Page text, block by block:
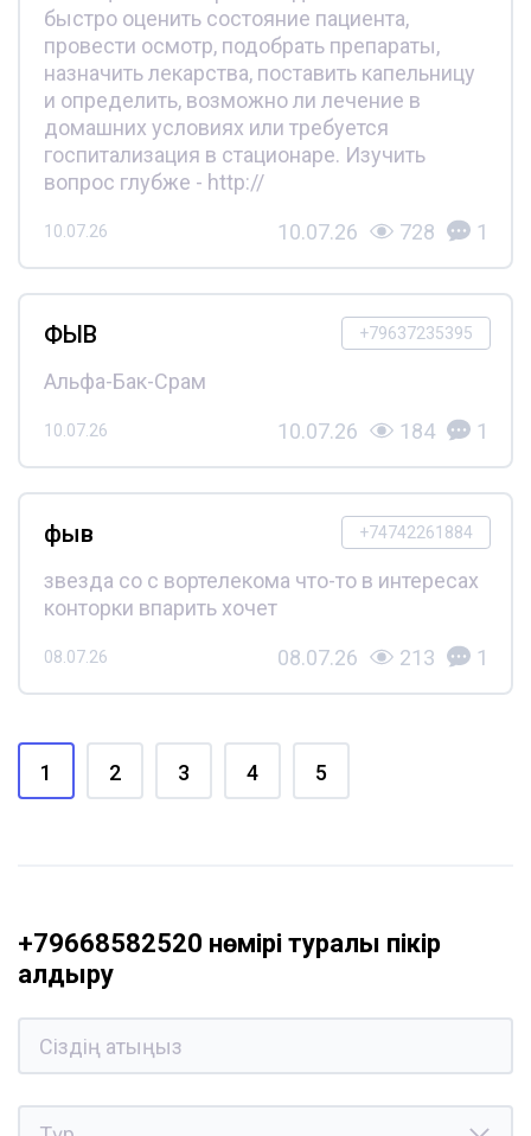
быстро оценить состояние пациента,
провести осмотр, подобрать препараты,
назначить лекарства, поставить капельницу
и определить, возможно ли лечение в
домашних условиях или требуется
госпитализация в стационаре. Изучить
вопрос глубже - http://
10.07.26 10.07.26 728 1
+79637235395
ФЫВ
Альфа-Бак-Срам
10.07.26 10.07.26 184 1
+74742261884
фыв
звезда со с вортелекома что-то в интересах
конторки впарить хочет
08.07.26 08.07.26 213 1
1 2 3 4 5
+79668582520 нөмірі туралы пікір
қалдыру